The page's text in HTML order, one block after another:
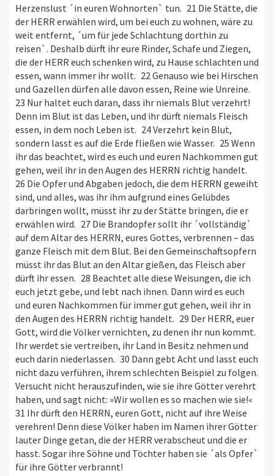
Herzenslust ´in euren Wohnorten` tun. 21 Die Stätte, die
der HERR erwählen wird, um bei euch zu wohnen, wäre zu
weit entfernt, ´um für jede Schlachtung dorthin zu
reisen`. Deshalb dürft ihr eure Rinder, Schafe und Ziegen,
die der HERR euch schenken wird, zu Hause schlachten und
essen, wann immer ihr wollt. 22 Genauso wie bei Hirschen
und Gazellen dürfen alle davon essen, Reine wie Unreine.
23 Nur haltet euch daran, dass ihr niemals Blut verzehrt!
Denn im Blut ist das Leben, und ihr dürft niemals Fleisch
essen, in dem noch Leben ist. 24 Verzehrt kein Blut,
sondern lasst es auf die Erde fließen wie Wasser. 25 Wenn
ihr das beachtet, wird es euch und euren Nachkommen gut
gehen, weil ihr in den Augen des HERRN richtig handelt.
26 Die Opfer und Abgaben jedoch, die dem HERRN geweiht
sind, und alles, was ihr ihm aufgrund eines Gelübdes
darbringen wollt, müsst ihr zu der Stätte bringen, die er
erwählen wird. 27 Die Brandopfer sollt ihr ´vollständig`
auf dem Altar des HERRN, eures Gottes, verbrennen – das
ganze Fleisch mit dem Blut. Bei den Gemeinschaftsopfern
müsst ihr das Blut an den Altar gießen, das Fleisch aber
dürft ihr essen. 28 Beachtet alle diese Weisungen, die ich
euch jetzt gebe, und lebt nach ihnen. Dann wird es euch
und euren Nachkommen für immer gut gehen, weil ihr in
den Augen des HERRN richtig handelt. 29 Der HERR, euer
Gott, wird die Völker vernichten, zu denen ihr nun kommt.
Ihr werdet sie vertreiben, ihr Land in Besitz nehmen und
euch darin niederlassen. 30 Dann gebt Acht und lasst euch
nicht dazu verführen, ihrem schlechten Beispiel zu folgen.
Versucht nicht herauszufinden, wie sie ihre Götter verehrt
haben, und sagt nicht: »Wir wollen es so machen wie sie!«
31 Ihr dürft den HERRN, euren Gott, nicht auf ihre Weise
verehren! Denn diese Völker haben im Namen ihrer Götter
lauter Dinge getan, die der HERR verabscheut und die er
hasst. Sogar ihre Söhne und Töchter haben sie ´als Opfer`
für ihre Götter verbrannt!